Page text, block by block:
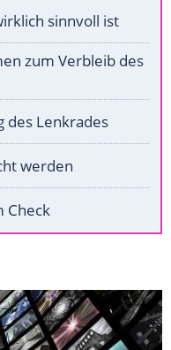
sinnvoll ist
zum Verbleib des
des Lenkrades
werden
Check